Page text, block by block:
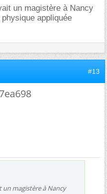
un magistère à Nancy
appliquée
#13
un magistère à Nancy